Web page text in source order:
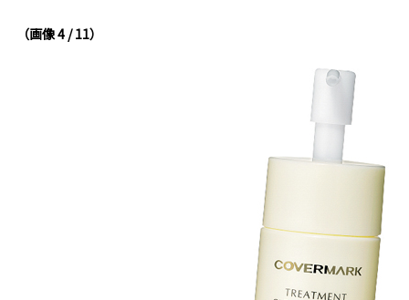
（画像 4 / 11）